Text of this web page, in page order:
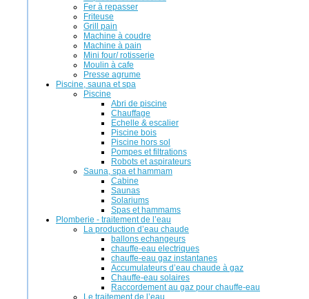
Fer à repasser
Friteuse
Grill pain
Machine à coudre
Machine à pain
Mini four/ rotisserie
Moulin à cafe
Presse agrume
Piscine, sauna et spa
Piscine
Abri de piscine
Chauffage
Echelle & escalier
Piscine bois
Piscine hors sol
Pompes et filtrations
Robots et aspirateurs
Sauna, spa et hammam
Cabine
Saunas
Solariums
Spas et hammams
Plomberie - traitement de l’eau
La production d’eau chaude
ballons echangeurs
chauffe-eau electriques
chauffe-eau gaz instantanes
Accumulateurs d’eau chaude à gaz
Chauffe-eau solaires
Raccordement au gaz pour chauffe-eau
Le traitement de l’eau